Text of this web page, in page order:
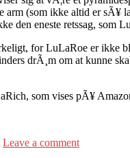
(som ikke altid er
den eneste retssag, som
for LuLaRoe er
drÃ¸m om at kunne
som vises pÃ¥
Leave a comment